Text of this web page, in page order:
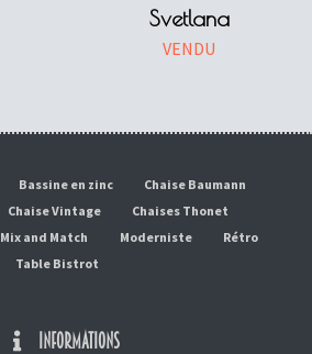
Svetlana
VENDU
Bassine en zinc
Chaise Baumann
Chaise Vintage
Chaises Thonet
Mix and Match Moderniste
Rétro
Table Bistrot
INFORMATIONS